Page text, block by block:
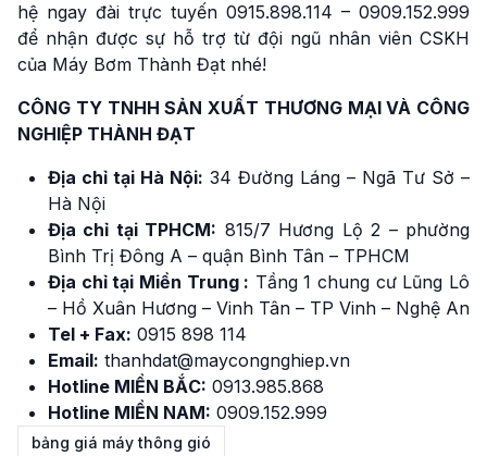
hệ ngay đài trực tuyến 0915.898.114 – 0909.152.999
để nhận được sự hỗ trợ từ đội ngũ nhân viên CSKH
của Máy Bơm Thành Đạt nhé!
CÔNG TY TNHH SẢN XUẤT THƯƠNG MẠI VÀ CÔNG
NGHIỆP THÀNH ĐẠT
Địa chỉ tại Hà Nội: 34 Đường Láng – Ngã Tư Sở –
Hà Nội
Địa chỉ tại TPHCM: 815/7 Hương Lộ 2 – phường
Bình Trị Đông A – quận Bình Tân – TPHCM
Địa chỉ tại Miền Trung : Tầng 1 chung cư Lũng Lô
– Hồ Xuân Hương – Vinh Tân – TP Vinh – Nghệ An
Tel + Fax: 0915 898 114
Email: thanhdat@maycongnghiep.vn
Hotline MIỀN BẮC: 0913.985.868
Hotline MIỀN NAM: 0909.152.999
bảng giá máy thông gió